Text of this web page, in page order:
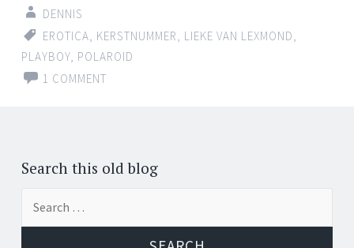
DENNIS
EROTICA KERSTNUMMER LIEKE VAN LEXMOND
PLAYBOY POLAROID
1 COMMENT
Search this old blog